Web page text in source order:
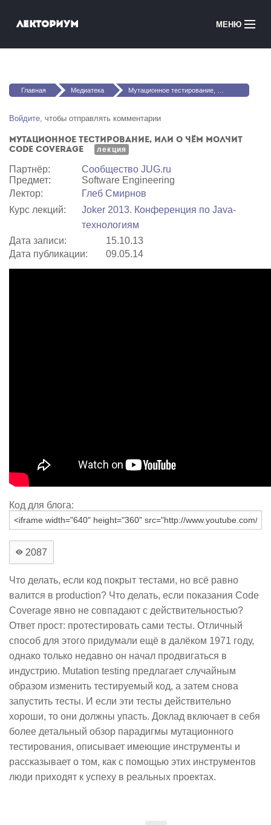
Лекториум МЕНЮ
Медиатека
Courses in English
Вы здесь
Главная Медиатека Мутационное тестирование, или О чём молчит Code Coverage
Войдите, чтобы отправлять комментарии
Мутационное тестирование, или О чём молчит
Code Coverage
лекция
Партнёр:
Сообщество JUG.ru
Предмет:
Software Engineering
Лектор:
Глеб Смирнов
Курс лекций:
Joker 2013. Конференция по Java-
технологиям
Дата записи:
15.10.13
Дата публикации:
09.05.14
Код для блога:
2087
Что делать, если код покрыт тестами, но всё равно
валится в production? Что делать, если показания Code
Coverage явно не совпадают с действительностью?
Ответ прост: протестировать сами тесты. Отличный
способ для этого придумали ещё в далёком 1971 году,
однако только недавно он начал продвигаться в
индустрию. Mutation testing предлагает случайным
образом изменить тестируемый код, а затем снова
запустить тесты. И если эти тесты действительно
хороши, то они должны упасть. Доклад включает в себя
более детальный обзор парадигмы мутационного
тестирования, описывает имеющие инструменты и
рассказывает о том, как с помощью этих инструментов
люди приходят к успеху в реальных проектах.